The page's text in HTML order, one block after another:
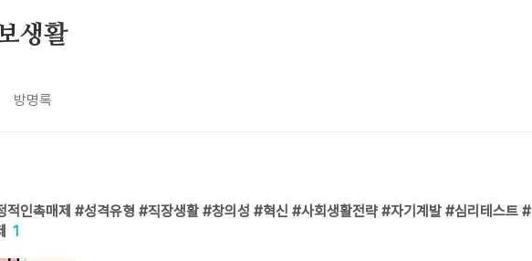
생활
방명록
인촉매제 #성격유형 #직장생활 #창의성 #혁신 #사회생활전략 #자기계발 #심리테스트 #
1